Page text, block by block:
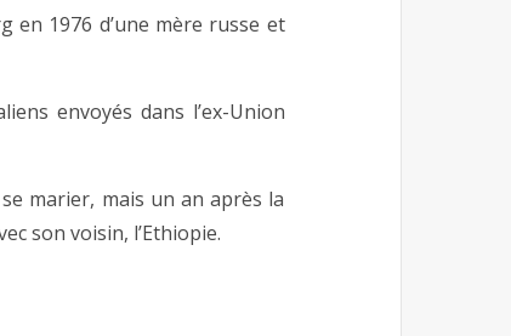
en 1976 d’une mère russe et
envoyés dans l’ex-Union
marier, mais un an après la
son voisin, l’Ethiopie.